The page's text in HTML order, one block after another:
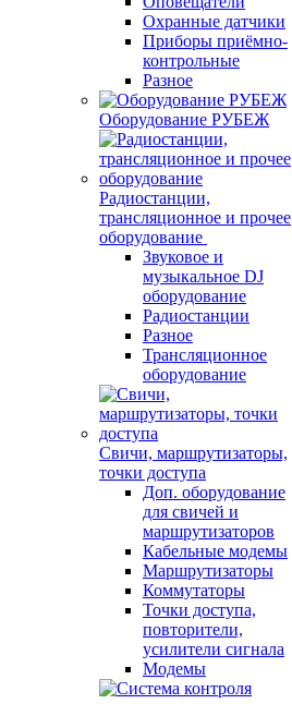
Охранные датчики
Приборы приёмно-
контрольные
Разное
Оборудование РУБЕЖ
Радиостанции,
трансляционное и прочее
оборудование
Звуковое и
музыкальное DJ
оборудование
Радиостанции
Разное
Трансляционное
оборудование
Свичи, маршрутизаторы,
точки доступа
Доп. оборудование
для свичей и
маршрутизаторов
Кабельные модемы
Маршрутизаторы
Коммутаторы
Точки доступа,
повторители,
усилители сигнала
Модемы